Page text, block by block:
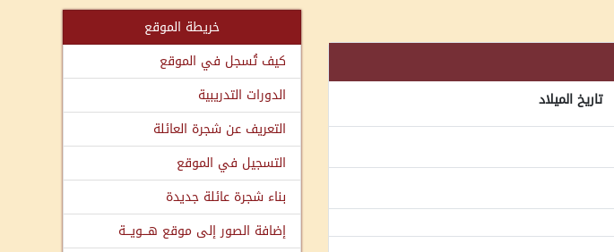
تاريخ الميلاد
خريطة الموقع
كيف تُسجل في الموقع
الدورات التدريبية
التعريف عن شجرة العائلة
التسجيل في الموقع
بناء شجرة عائلة جديدة
إضافة الصور إلى موقع هـــويـــة